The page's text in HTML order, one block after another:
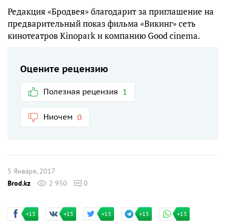
Редакция «Бродвея» благодарит за приглашение на
предварительный показ фильма «Викинг» сеть
кинотеатров Kinopark и компанию Good cinema.
Оцените рецензию
Полезная рецензия 1
Ниочем 0
5 Января, 2017
Brod.kz
2 950 0
+15 +15 +15 +15 +15